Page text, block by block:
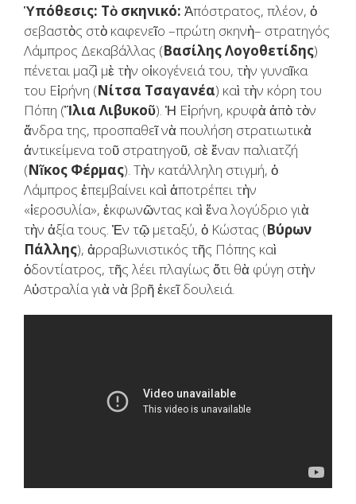
Ὑπόθεσις: Τὸ σκηνικό: Ἀπόστρατος, πλέον, ὁ
σεβαστὸς στὸ καφενεῖο –πρώτη σκηνὴ– στρατηγός
Λάμπρος Δεκαβάλλας (Βασίλης Λογοθετίδης)
πένεται μαζὶ μὲ τὴν οἰκογένειά του, τὴν γυναῖκα
του Εἰρήνη (Νίτσα Τσαγανέα) καὶ τὴν κόρη του
Πόπη (Ἴλια Λιβυκοῦ). Ἡ Εἰρήνη, κρυφὰ ἀπὸ τὸν
ἄνδρα της, προσπαθεῖ νὰ πουλήση στρατιωτικὰ
ἀντικείμενα τοῦ στρατηγοῦ, σὲ ἕναν παλιατζή
(Νῖκος Φέρμας). Τὴν κατάλληλη στιγμή, ὁ
Λάμπρος ἐπεμβαίνει καὶ ἀποτρέπει τὴν
«ἱεροσυλία», ἐκφωνῶντας καὶ ἕνα λογύδριο γιὰ
τὴν ἀξία τους. Ἐν τῷ μεταξύ, ὁ Κώστας (Βύρων
Πάλλης), ἀρραβωνιστικός τῆς Πόπης καὶ
ὁδοντίατρος, τῆς λέει πλαγίως ὅτι θὰ φύγη στὴν
Αὐστραλία γιὰ νὰ βρῆ ἐκεῖ δουλειά.